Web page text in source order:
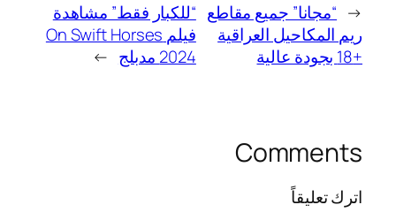
← “مجانا” جميع مقاطع
ريم المكاحيل العراقية
+18 بجودة عالية
“للكبار فقط” مشاهدة
فيلم On Swift Horses
2024 مدبلج
→
Comments
اترك تعليقاً